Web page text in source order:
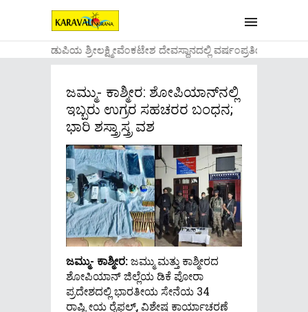
....ಉಡುಪಿಯ ಶ್ರೀಲಕ್ಷ್ಮೀವೆ೦ಕಟೇಶ ದೇವಸ್ಥಾನದಲ್ಲಿ ವರ್ಷ೦ಪ್ರತಿಯ
ಜಮ್ಮು- ಕಾಶ್ಮೀರ: ಶೋಪಿಯಾನ್‌ನಲ್ಲಿ
ಇಬ್ಬರು ಉಗ್ರರ ಸಹಚರರ ಬಂಧನ;
ಭಾರಿ ಶಸ್ತ್ರಾಸ್ತ್ರ ವಶ
ಜಮ್ಮು- ಕಾಶ್ಮೀರ:ಜಮ್ಮು ಮತ್ತು ಕಾಶ್ಮೀರದ
ಶೋಪಿಯಾನ್ ಜಿಲ್ಲೆಯ ಡಿಕೆ ಪೋರಾ
ಪ್ರದೇಶದಲ್ಲಿ ಭಾರತೀಯ ಸೇನೆಯ 34
ರಾಷ್ಟ್ರೀಯ ರೈಫಲ್ಸ್, ವಿಶೇಷ ಕಾರ್ಯಾಚರಣೆ